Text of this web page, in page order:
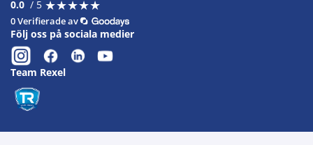
0.0 / 5 ★★★★★
★★★★★
0 Verifierade av
Följ oss på sociala medier
Team Rexel